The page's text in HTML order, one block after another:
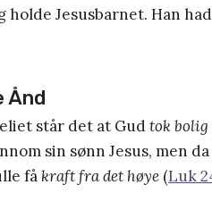
holde Jesusbarnet. Han
Ånd
står det at Gudtok bolig
sin sønn Jesus, men
få kraft fra det høye (Luk